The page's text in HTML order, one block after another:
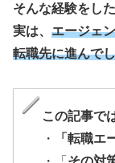
そんな経験をし
実は、 エージェ
転職先に進んで
この記事で
・
「転職エ